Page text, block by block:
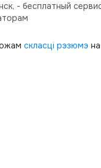
- бесплатный
скласці рэзюмэ